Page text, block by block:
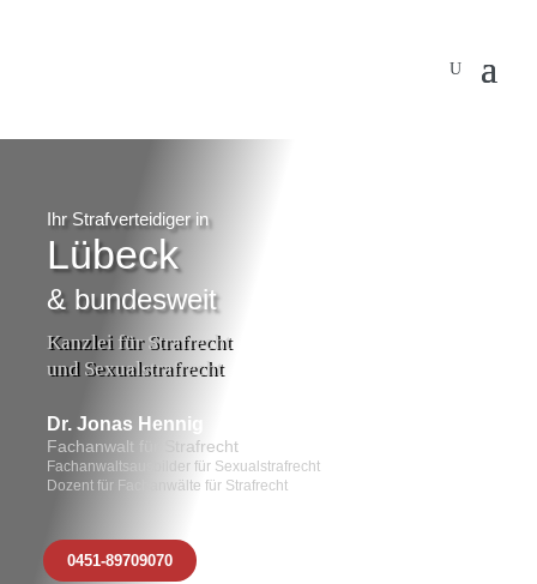
Ihr Strafverteidiger in
Lübeck
& bundesweit
Kanzlei für Strafrecht
und Sexualstrafrecht
Dr. Jonas Hennig
Fachanwalt für Strafrecht
Fachanwaltsausbilder für Sexualstrafrecht
Dozent für Fachanwälte für Strafrecht
0451-89709070